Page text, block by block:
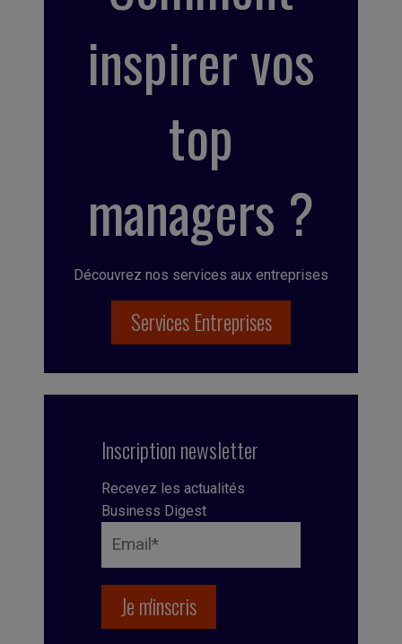
inspirer vos
top
managers ?
Découvrez nos services aux entreprises
Services Entreprises
Inscription newsletter
Recevez les actualités
Business Digest